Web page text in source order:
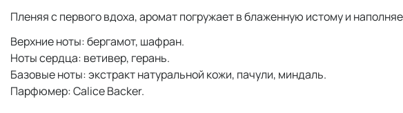
Пленяя с первого вдоха, аромат погружает в блаженную истому и
Верхние ноты: бергамот, шафран.
Ноты сердца: ветивер, герань.
Базовые ноты: экстракт натуральной кожи, пачули, миндаль.
Парфюмер: Calice Backer.